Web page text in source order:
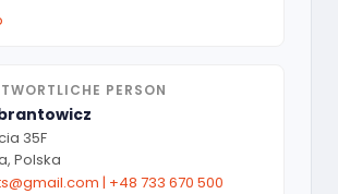
PERSON
35F
Polska
| +48 733 670 500